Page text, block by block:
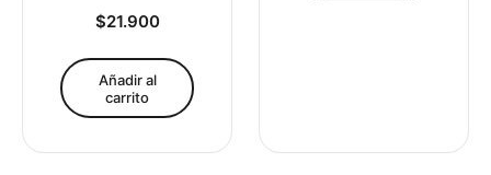
$21.900
Añadir al
carrito